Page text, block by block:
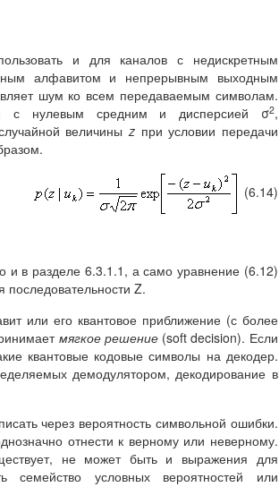
и для каналов с недискретным
алфавитом и непрерывным выходным
шум ко всем передаваемым символам.
с нулевым средним и дисперсией σ2,
величиныz при условии передачи
(6.14)
и в разделе 6.3.1.1, а само уравнение (6.12)
последовательности Z.
или его квантовое приближение (с более
мягкое решение (soft decision). Если
квантовые кодовые символы на декодер.
демодулятором, декодирование в
через вероятность символьной ошибки.
отнести к верному или неверному.
не может быть и выражения для
семейство условных вероятностей или